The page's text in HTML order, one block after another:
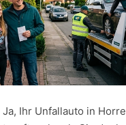
Ja, Ihr Unfallauto in